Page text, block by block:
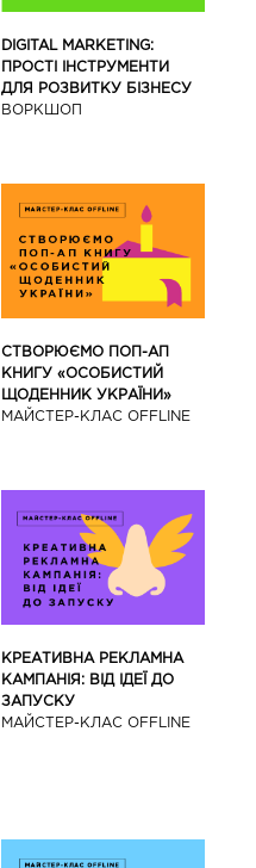
DIGITAL MARKETING:
ПРОСТІ ІНСТРУМЕНТИ
ДЛЯ РОЗВИТКУ БІЗНЕСУ
ВОРКШОП
СТВОРЮЄМО ПОП-АП
КНИГУ «ОСОБИСТИЙ
ЩОДЕННИК УКРАЇНИ»
МАЙCТЕР-КЛАС OFFLINE
КРЕАТИВНА РЕКЛАМНА
КАМПАНІЯ: ВІД ІДЕЇ ДО
ЗАПУСКУ
МАЙCТЕР-КЛАС OFFLINE